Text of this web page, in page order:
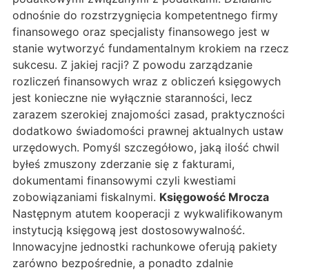
odnośnie do rozstrzygnięcia kompetentnego firmy
finansowego oraz specjalisty finansowego jest w
stanie wytworzyć fundamentalnym krokiem na rzecz
sukcesu. Z jakiej racji? Z powodu zarządzanie
rozliczeń finansowych wraz z obliczeń księgowych
jest konieczne nie wyłącznie staranności, lecz
zarazem szerokiej znajomości zasad, praktyczności
dodatkowo świadomości prawnej aktualnych ustaw
urzędowych. Pomyśl szczegółowo, jaką ilość chwil
byłeś zmuszony zderzanie się z fakturami,
dokumentami finansowymi czyli kwestiami
zobowiązaniami fiskalnymi. Księgowość Mrocza
Następnym atutem kooperacji z wykwalifikowanym
instytucją księgową jest dostosowywalność.
Innowacyjne jednostki rachunkowe oferują pakiety
zarówno bezpośrednie, a ponadto zdalnie